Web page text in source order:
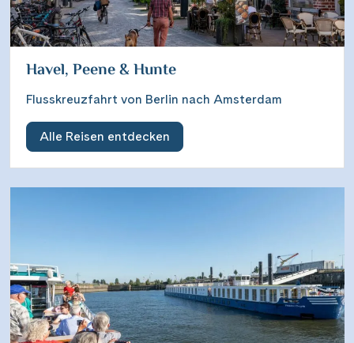
Havel, Peene & Hunte
Flusskreuzfahrt von Berlin nach Amsterdam
Alle Reisen entdecken